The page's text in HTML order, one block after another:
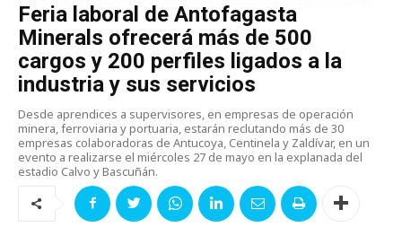
Feria laboral de Antofagasta
Minerals ofrecerá más de 500
cargos y 200 perfiles ligados a la
industria y sus servicios
Desde aprendices a supervisores, en empresas de operación
minera, ferroviaria y portuaria, estarán reclutando más de 30
empresas colaboradoras de Antucoya, Centinela y Zaldívar, en un
evento a realizarse el miércoles 27 de mayo en la explanada del
estadio Calvo y Bascuñán.